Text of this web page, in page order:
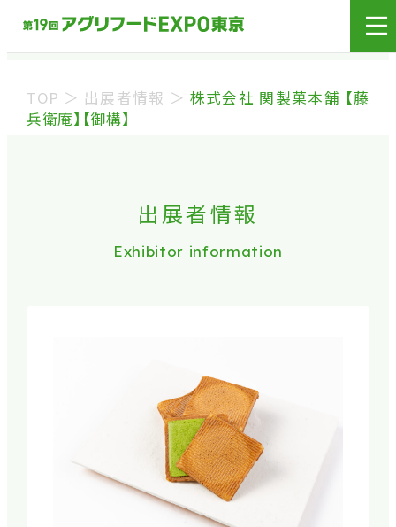
展示会場への入場には
来場登録が必要です。
来場事前登録（バイヤー）
ス目的以外の方や一般の方のご来場は固くお
TOP ＞ 出展者情報 ＞ 株式会社 関製菓本舗 【藤
兵衛庵】【御構】
出展者情報
Exhibitor information